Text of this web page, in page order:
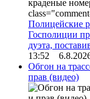
Полицейские
Госполиции
дуэта,
13:52
Обгон на
прав (видео)